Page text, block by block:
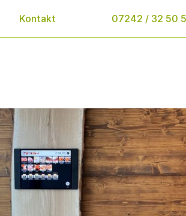
Kontakt 07242 / 32 50